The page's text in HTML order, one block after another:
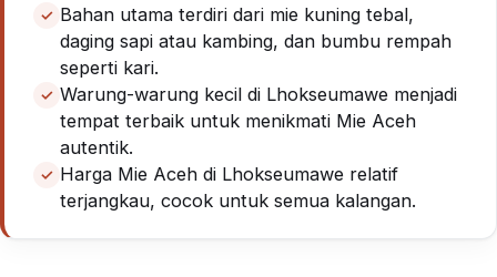
Bahan utama terdiri dari mie kuning tebal,
daging sapi atau kambing, dan bumbu rempah
seperti kari.
Warung-warung kecil di Lhokseumawe menjadi
tempat terbaik untuk menikmati Mie Aceh
autentik.
Harga Mie Aceh di Lhokseumawe relatif
terjangkau, cocok untuk semua kalangan.